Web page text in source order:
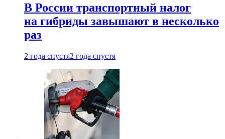
В России транспортный налог
на гибриды завышают в несколько
раз
2 года спустя2 года спустя